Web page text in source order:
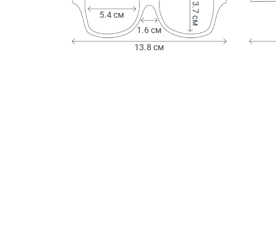
1.6 см
5.4 см 3.7 см
13.8 см